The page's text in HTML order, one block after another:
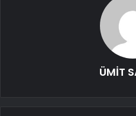
ÜMİT